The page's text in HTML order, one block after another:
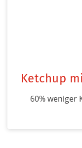
Ketchup
60% weniger